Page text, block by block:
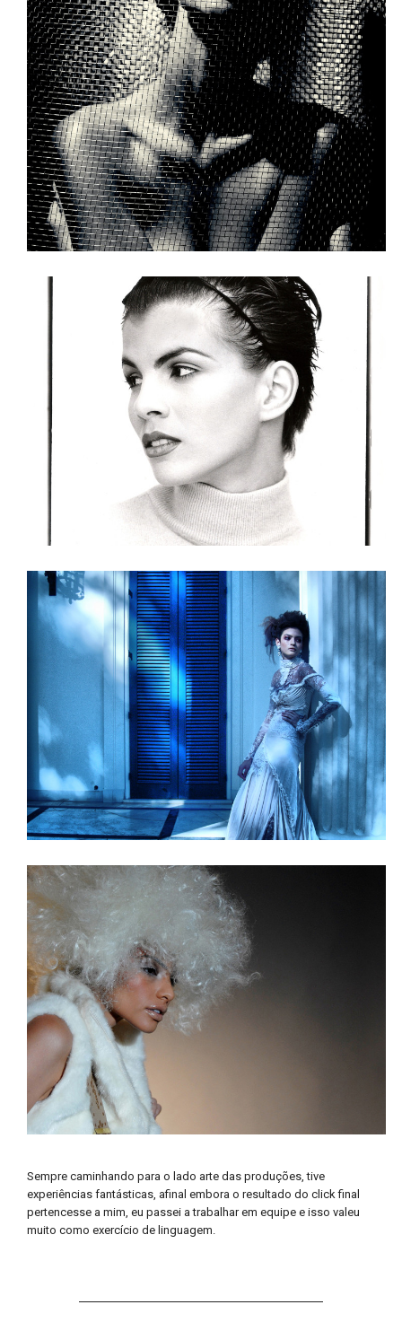
Sempre caminhando para o lado arte das produções, tive
experiências fantásticas, afinal embora o resultado do click final
pertencesse a mim, eu passei a trabalhar em equipe e isso valeu
muito como exercício de linguagem.